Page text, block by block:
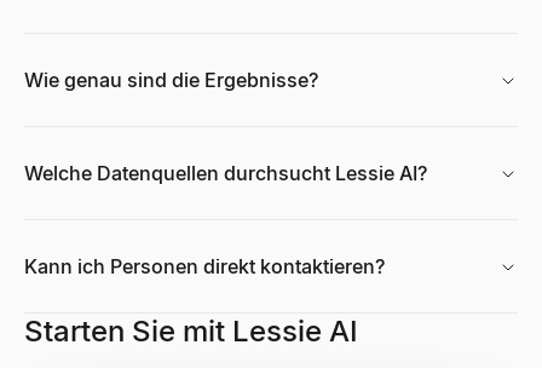
Wie genau sind die Ergebnisse?
Welche Datenquellen durchsucht Lessie AI?
Kann ich Personen direkt kontaktieren?
Starten Sie mit Lessie AI